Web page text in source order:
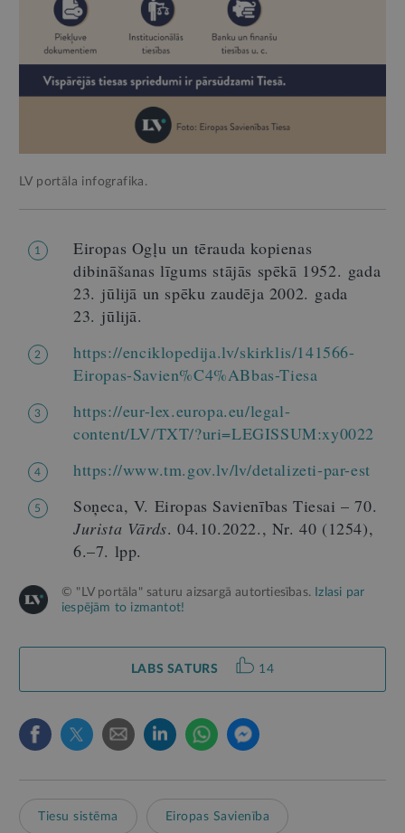
LV portāla infografika.
1
Eiropas Ogļu un tērauda kopienas
dibināšanas līgums stājās spēkā 1952. gada
23. jūlijā un spēku zaudēja 2002. gada
23. jūlijā.
2
https://enciklopedija.lv/skirklis/141566-
Eiropas-Savien%C4%ABbas-Tiesa
3
https://eur-lex.europa.eu/legal-
content/LV/TXT/?uri=LEGISSUM:xy0022
4 https://www.tm.gov.lv/lv/detalizeti-par-est
5
Soņeca, V. Eiropas Savienības Tiesai – 70.
Jurista Vārds. 04.10.2022., Nr. 40 (1254),
6.–7. lpp.
© "LV portāla" saturu aizsargā autortiesības. Izlasi par
iespējām to izmantot!
LABS SATURS 14
Tiesu sistēma Eiropas Savienība